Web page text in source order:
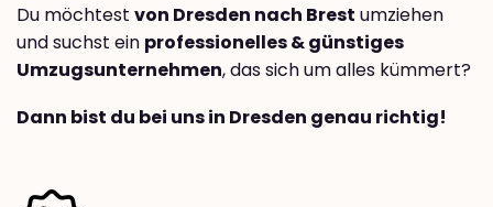
Du möchtest von Dresden nach Brest umziehen
und suchst ein professionelles & günstiges
Umzugsunternehmen, das sich um alles kümmert?
Dann bist du bei uns in Dresden genau richtig!